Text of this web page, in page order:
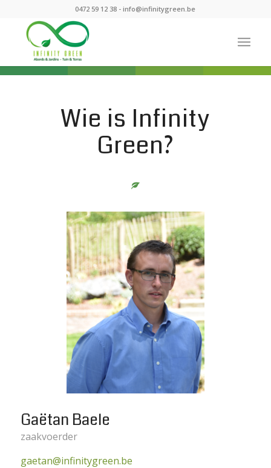
0472 59 12 38 -info@infinitygreen.be
Wie is Infinity
Green?
Gaëtan Baele
zaakvoerder
gaetan@infinitygreen.be